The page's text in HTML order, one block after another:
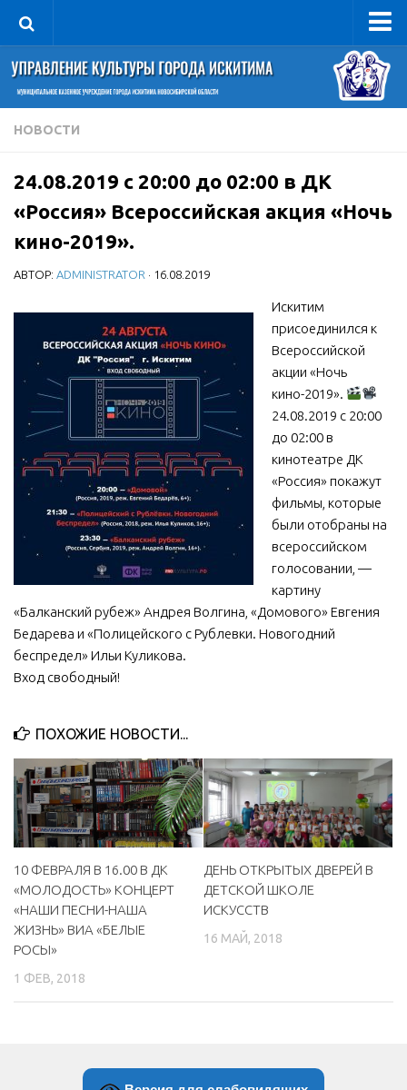
Управление
Руководитель
Сведения об организации
Книга почета культуры
Фотогалерея
Документы
Учредительные документы
Противодействие коррупции
Отчеты о деятельности
Учреждения культуры
МБУ Дом культуры «Молодость»
МБУ Дом культуры «Октябрь»
МБОУ ДО «Детская школа искусств»
МБОУ ДО «Детская музыкальная школа»
МБУК «Искитимский городской историко-художественный
МБУ Парк культуры и отдыха им. И.В. Коротеева
МБУК «Централизованная библиотечная система»
ДК «Россия»
Независимая оценка качества
Контакты
НОВОСТИ
24.08.2019 с 20:00 до 02:00 в ДК
«Россия» Всероссийская акция «Ночь
кино-2019».
АВТОР: ADMINISTRATOR · 16.08.2019
Искитим
присоединился к
Всероссийской
акции «Ночь
кино-2019».
24.08.2019 с 20:00
до 02:00 в
кинотеатре ДК
«Россия» покажут
фильмы, которые
были отобраны на
всероссийском
голосовании, —
картину
«Балканский рубеж» Андрея Волгина, «Домового» Евгения
Бедарева и «Полицейского с Рублевки. Новогодний
беспредел» Ильи Куликова.
Вход свободный!
ПОХОЖИЕ НОВОСТИ...
10 ФЕВРАЛЯ В 16.00 В ДК
«МОЛОДОСТЬ» КОНЦЕРТ
«НАШИ ПЕСНИ-НАША
ЖИЗНЬ» ВИА «БЕЛЫЕ
РОСЫ»
1 ФЕВ, 2018
ДЕНЬ ОТКРЫТЫХ ДВЕРЕЙ В
ДЕТСКОЙ ШКОЛЕ
ИСКУССТВ
16 МАЙ, 2018